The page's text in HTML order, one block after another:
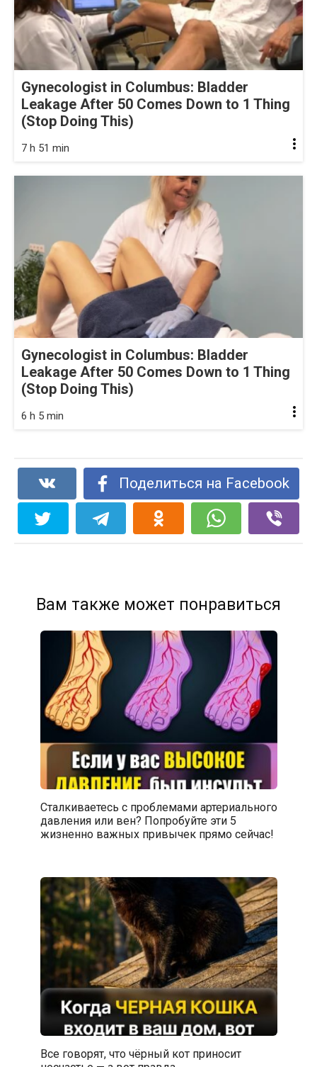
Gynecologist in Columbus: Bladder
Leakage After 50 Comes Down to 1 Thing
(Stop Doing This)
7 h 51 min
Gynecologist in Columbus: Bladder
Leakage After 50 Comes Down to 1 Thing
(Stop Doing This)
6 h 5 min
Поделиться на Facebook
Вам также может понравиться
Сталкиваетесь с проблемами артериального
давления или вен? Попробуйте эти 5
жизненно важных привычек прямо сейчас!
Все говорят, что чёрный кот приносит